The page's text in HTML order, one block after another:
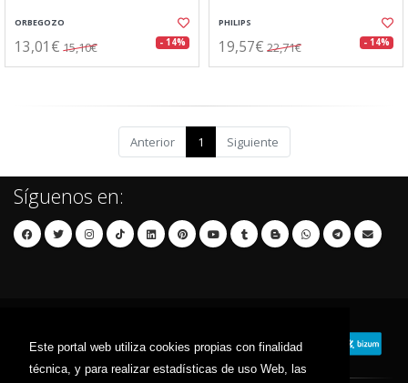
Este portal web utiliza cookies propias con finalidad
técnica, y para realizar estadísticas de uso Web, las
ORBEGOZO
13,01€ 15,10€ - 14%
PHILIPS
19,57€ 22,71€ - 14%
Anterior 1 Siguiente
Síguenos en: